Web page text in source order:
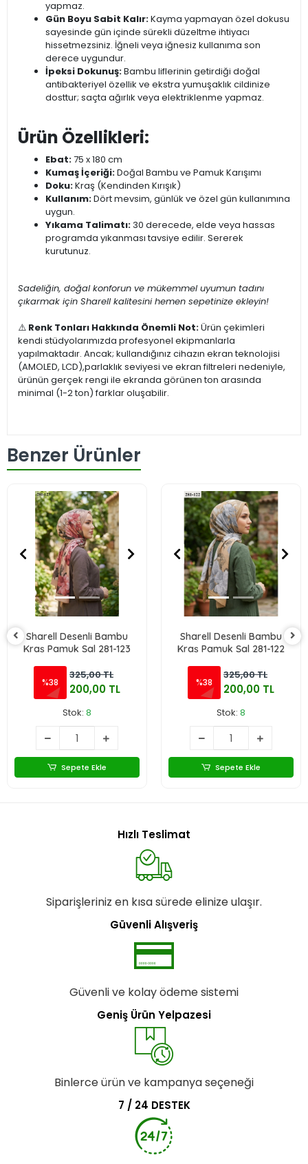
yapmaz.
Gün Boyu Sabit Kalır:Kayma yapmayan özel dokusu
sayesinde gün içinde sürekli düzeltme ihtiyacı
hissetmezsiniz. İğneli veya iğnesiz kullanıma son
derece uygundur.
İpeksi Dokunuş:Bambu liflerinin getirdiği doğal
antibakteriyel özellik ve ekstra yumuşaklık cildinize
dosttur; saçta ağırlık veya elektriklenme yapmaz.
Ürün Özellikleri:
Ebat:75 x 180 cm
Kumaş İçeriği:Doğal Bambu ve Pamuk Karışımı
Doku:Kraş (Kendinden Kırışık)
Kullanım:Dört mevsim, günlük ve özel gün kullanımına
uygun.
Yıkama Talimatı:30 derecede, elde veya hassas
programda yıkanması tavsiye edilir. Sererek
kurutunuz.
Sadeliğin, doğal konforun ve mükemmel uyumun tadını
çıkarmak için Sharell kalitesini hemen sepetinize ekleyin!
⚠️ Renk Tonları Hakkında Önemli Not:Ürün çekimleri
kendi stüdyolarımızda profesyonel ekipmanlarla
yapılmaktadır. Ancak; kullandığınız cihazın ekran teknolojisi
(AMOLED, LCD),parlaklık seviyesi ve ekran filtreleri nedeniyle,
ürünün gerçek rengi ile ekranda görünen ton arasında
minimal (1-2 ton) farklar oluşabilir.
Benzer Ürünler
Sharell Desenli Bambu
Kraş Pamuk Şal 281-123
%38
325,00 TL
200,00 TL
Stok: 8
Sepete Ekle
Sharell Desenli Bambu
Kraş Pamuk Şal 281-122
%38
325,00 TL
200,00 TL
Stok: 8
Sepete Ekle
Hızlı Teslimat
Siparişleriniz en kısa sürede elinize ulaşır.
Güvenli Alışveriş
Güvenli ve kolay ödeme sistemi
Geniş Ürün Yelpazesi
Binlerce ürün ve kampanya seçeneği
7 / 24 DESTEK